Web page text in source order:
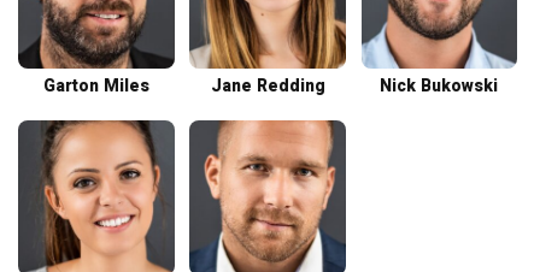
Garton Miles Jane Redding Nick Bukowski